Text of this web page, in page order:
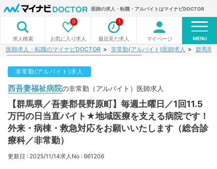
医師の求人・転職・アルバイトはマイナビDOCTOR
求人検索 お気に入り求人
0
最近見た求人
1
マイページ MENU
医師求人・転職のマイナビDOCTOR 非常勤(アルバイト)医師求人 群馬県
非常勤(アルバイト)求人
西吾妻福祉病院の非常勤（アルバイト）医師求人
【群馬県／吾妻郡長野原町】毎週土曜日／1回11.5
万円の日当直バイト★地域医療を支える病院です！
外来・病棟・救急対応をお願いいたします（総合診
療科／非常勤）
更新日 : 2025/11/14求人No : 661206